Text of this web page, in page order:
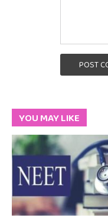
POST
YOU MAY LIKE